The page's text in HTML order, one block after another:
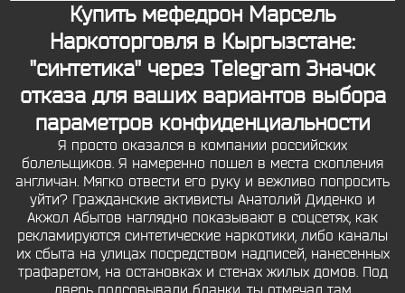
Купить мефедрон Марсель
Наркоторговля в Кыргызстане:
"синтетика" через Telegram Значок
отказа для ваших вариантов выбора
параметров конфиденциальности
Я просто оказался в компании российских
болельщиков. Я намеренно пошел в места скопления
англичан. Мягко отвести его руку и вежливо попросить
уйти? Гражданские активисты Анатолий Диденко и
Акжол Абытов наглядно показывают в соцсетях, как
рекламируются синтетические наркотики, либо каналы
их сбыта на улицах посредством надписей, нанесенных
трафаретом, на остановках и стенах жилых домов. Под